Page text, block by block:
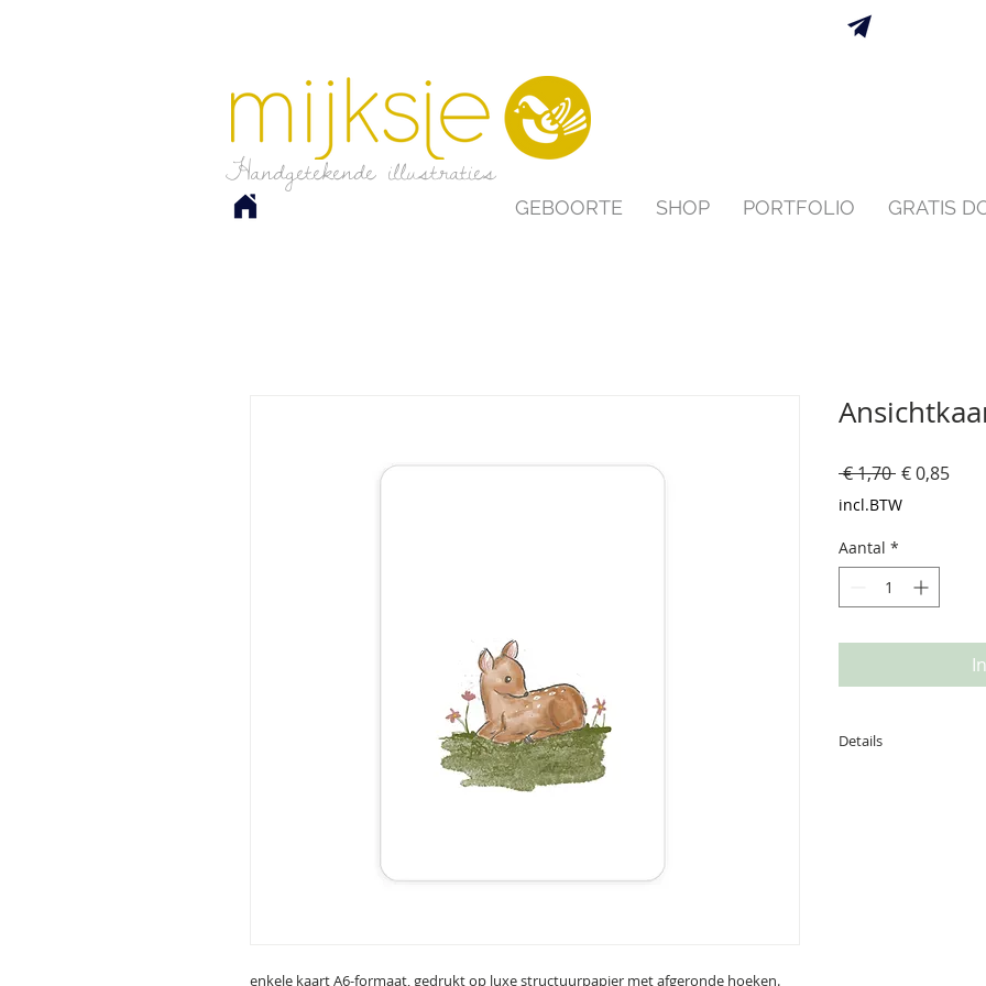
Handgetekende illustraties
GEBOORTE SHOP PORTFOLIO GRATIS
enkele kaart A6-formaat, gedrukt op luxe structuurpapier met afgeronde hoeken.
€ 1,70 Normale
prijs
€ 0,85
incl.BTW
Aantal *
Details